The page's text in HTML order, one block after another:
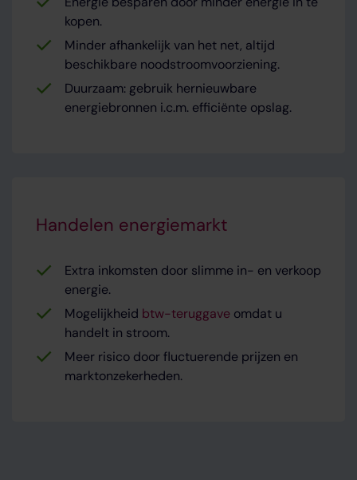
kopen.
Minder afhankelijk van het net, altijd
beschikbare noodstroomvoorziening.
Duurzaam: gebruik hernieuwbare
energiebronnen i.c.m. efficiënte opslag.
Handelen energiemarkt
Extra inkomsten door slimme in- en verkoop
energie.
Mogelijkheid btw-teruggave omdat u
handelt in stroom.
Meer risico door fluctuerende prijzen en
marktonzekerheden.